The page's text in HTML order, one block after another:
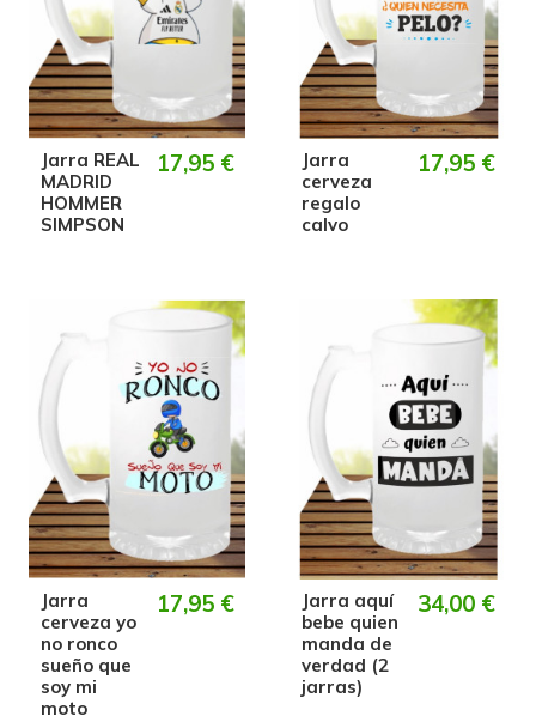
Jarra REAL
MADRID
HOMMER
SIMPSON
17,95 €
Jarra
cerveza
regalo
calvo
17,95 €
Jarra
cerveza yo
no ronco
sueño que
soy mi
moto
17,95 €
Jarra aquí
bebe quien
manda de
verdad (2
jarras)
34,00 €